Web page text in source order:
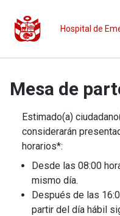
Hospital de
Mesa de
Estimado(a)
considerarán
horarios*:
Desde las 08:00
mismo día.
Después de las
partir del día hábil